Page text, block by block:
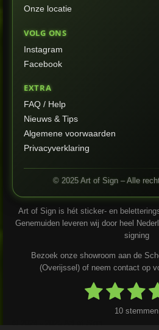
Onze locatie
VOLG ONS
Instagram
Facebook
EXTRA
FAQ / Help
Nieuws & Tips
Algemene voorwaarden
Privacyverklaring
© 2025 Art of Sign – Alle
Art of Sign is hét sticker- en
Genemuiden leveren wij door heel
signing
Bezoek onze showroom aan de
(Overijssel) of neem contact op
1 2 3
s
4
s
10 stemmen